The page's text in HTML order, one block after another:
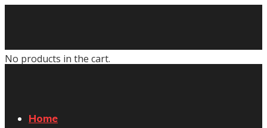
No products in the cart.
Home